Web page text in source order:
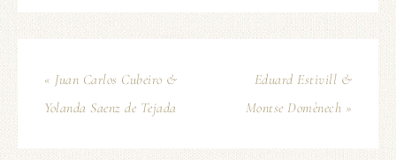
« Juan Carlos Cubeiro &
Yolanda Saenz de Tejada
Eduard Estivill &
Montse Domènech »